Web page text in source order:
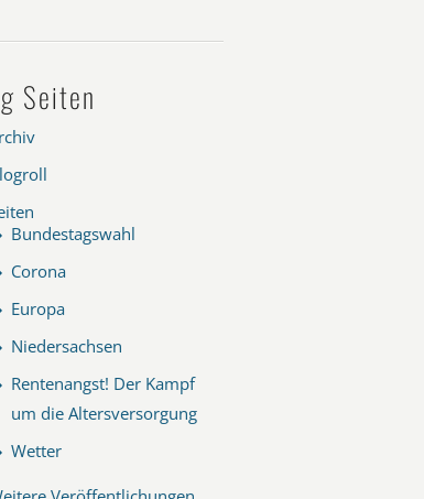
Seiten
Bundestagswahl
Corona
Europa
Niedersachsen
Rentenangst! Der Kampf
um die Altersversorgung
Wetter